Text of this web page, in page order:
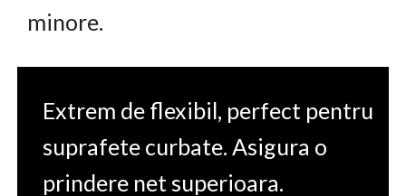
minore.
Extrem de flexibil, perfect pentru
suprafete curbate. Asigura o
prindere net superioara.